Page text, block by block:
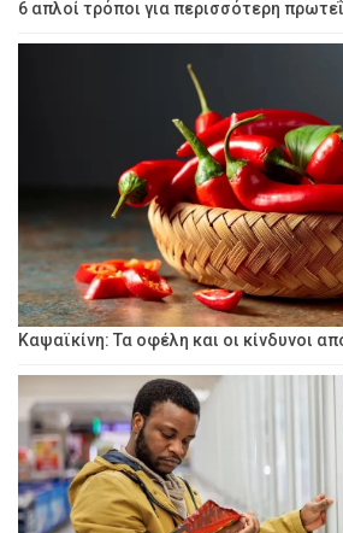
6 απλοί τρόποι για περισσότερη
Καψαϊκίνη: Τα οφέλη και οι κίνδυνοι